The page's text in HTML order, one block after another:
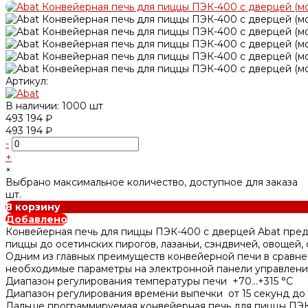
Артикул:
В наличии: 1000 шт
493 194 ₽
493 194 ₽
-
+
×
Выбрано максимальное количество, доступное для заказа
шт.
В корзину
Добавлено
Конвейерная печь для пиццы ПЭК-400 с дверцей Abat
пиццы до осетинских пирогов, лазаньи, сэндвичей,
Одним из главных преимуществ конвейерной печи в
необходимые параметры на электронной панели
Диапазон регулирования температуры печи +70...+315 °C
Диапазон регулирования времени выпечки от 15 секунд до